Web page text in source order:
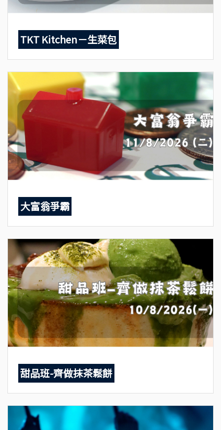
TKT Kitchen－生菜包
大富翁爭霸
甜品班-齊做抹茶鬆餅